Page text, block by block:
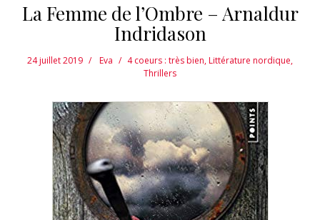
La Femme de l’Ombre – Arnaldur
Indridason
24 juillet 2019 Eva 4 coeurs : très bien,Littérature nordique,
Thrillers